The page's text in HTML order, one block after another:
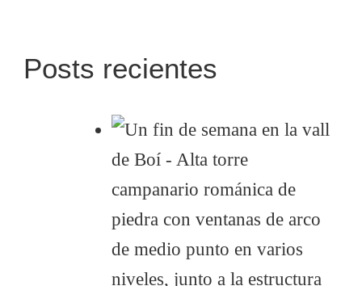
Posts recientes